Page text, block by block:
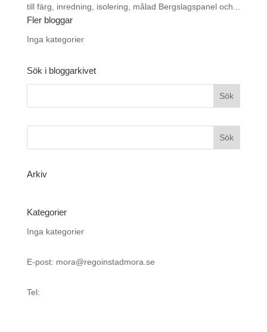
till färg, inredning, isolering, målad Bergslagspanel och...
Fler bloggar
Inga kategorier
Sök i bloggarkivet
Arkiv
Kategorier
Inga kategorier
E-post: mora@regoinstadmora.se
Tel: